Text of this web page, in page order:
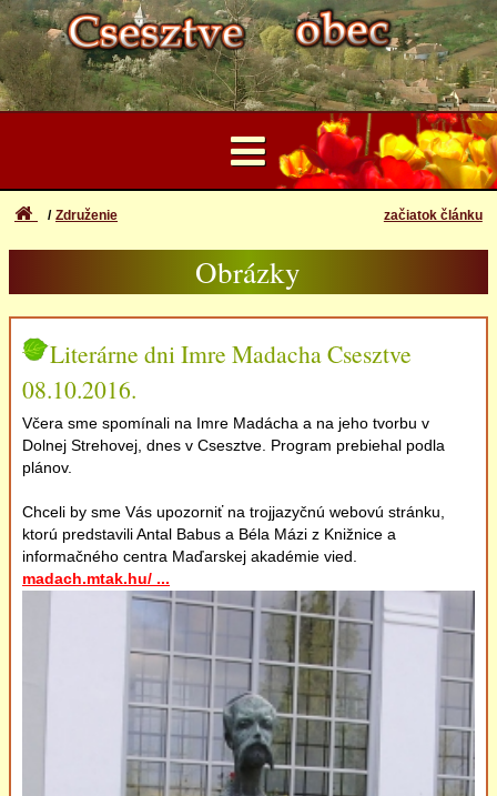
...
Tradície
Videá
Podujatia
Užívateľské Konto
Zabudli ste meno a heslo
začiatok článku
Združenie
Obrázky
Literárne dni Imre Madacha Csesztve
08.10.2016.
Včera sme spomínali na Imre Madácha a na jeho tvorbu v
Dolnej Strehovej, dnes v Csesztve. Program prebiehal podla
plánov.
Chceli by sme Vás upozorniť na trojjazyčnú webovú stránku,
ktorú predstavili Antal Babus a Béla Mázi z Knižnice a
informačného centra Maďarskej akadémie vied.
madach.mtak.hu/ ...